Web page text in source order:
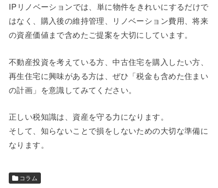
IPリノベーションでは、単に物件をきれいにするだけで
はなく、購入後の維持管理、リノベーション費用、将来
の資産価値まで含めたご提案を大切にしています。
不動産投資を考えている方、中古住宅を購入したい方、
再生住宅に興味がある方は、ぜひ「税金も含めた住まい
の計画」を意識してみてください。
正しい税知識は、資産を守る力になります。
そして、知らないことで損をしないための大切な準備に
なります。
コラム